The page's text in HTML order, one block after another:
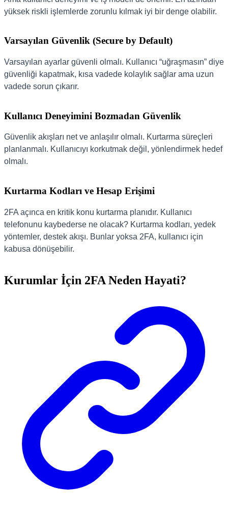
yüksek riskli işlemlerde zorunlu kılmak iyi bir denge olabilir.
Varsayılan Güvenlik (Secure by Default)
Varsayılan ayarlar güvenli olmalı. Kullanıcı “uğraşmasın” diye
güvenliği kapatmak, kısa vadede kolaylık sağlar ama uzun
vadede sorun çıkarır.
Kullanıcı Deneyimini Bozmadan Güvenlik
Güvenlik akışları net ve anlaşılır olmalı. Kurtarma süreçleri
planlanmalı. Kullanıcıyı korkutmak değil, yönlendirmek hedef
olmalı.
Kurtarma Kodları ve Hesap Erişimi
2FA açınca en kritik konu kurtarma planıdır. Kullanıcı
telefonunu kaybederse ne olacak? Kurtarma kodları, yedek
yöntemler, destek akışı. Bunlar yoksa 2FA, kullanıcı için
kabusa dönüşebilir.
Kurumlar İçin 2FA Neden Hayati?